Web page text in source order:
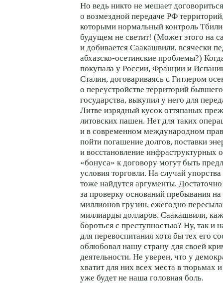
Но ведь никто не мешает
о возмездной передаче РФ
которыми нормальный контроль
будущем не светит! (Может этого на
и добивается Саакашвили, всячески
абхазско-осетинские проблемы?)
покупала у России, Франции и
Сталин, договариваясь с Гитлером
о переустройстве территорий
государства, выкупил у него для
Литве изрядный кусок оттяпаных
литовских пашен. Нет для таких
и в современном международном
пойти погашение долгов, поставки
и восстановление инфраструктурных
«бонуса» к договору могут быть
условия торговли. На случай
тоже найдутся аргументы. Достаточно
за проверку оснований пребывания
миллионов грузин, ежегодно
миллиарды долларов. Саакашвили,
бороться с преступностью? Ну, так и
для перевоспитания хотя бы тех его
облюбовал нашу страну для своей
деятельности. Не уверен, что у
хватит для них всех места в тюрьмах
уже будет не наша головная боль.